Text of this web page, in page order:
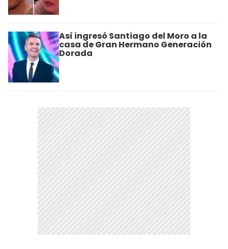
Así ingresó Santiago del Moro a la
casa de Gran Hermano Generación
Dorada